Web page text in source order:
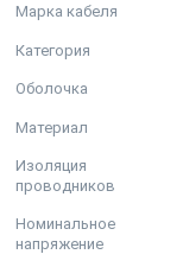
Марка кабеля
Категория
Оболочка
Материал
Изоляция
проводников
Номинальное
напряжение